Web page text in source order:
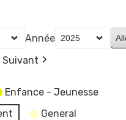
Année
Suivant
Enfance - Jeunesse
General